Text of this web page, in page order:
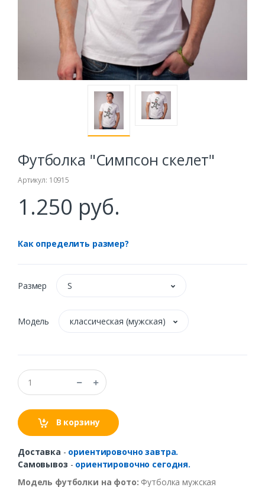
Футболка "Симпсон скелет"
Артикул: 10915
1.250 руб.
Как определить размер?
Размер S
Модель классическая (мужская)
В корзину
Доставка - ориентировочно завтра.
Самовывоз - ориентировочно сегодня.
Модель футболки на фото: Футболка мужская